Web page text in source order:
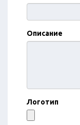
Описание
Логотип